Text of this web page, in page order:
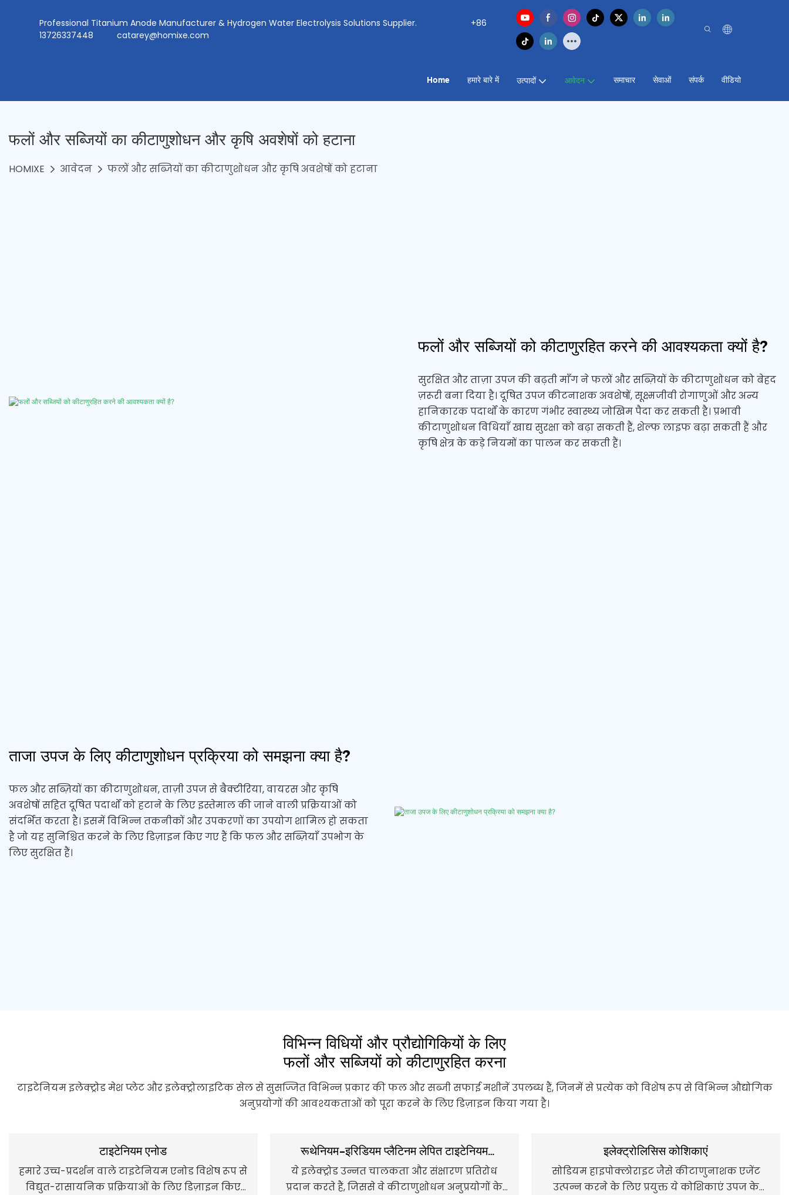
Professional Titanium Anode Manufacturer & Hydrogen Water Electrolysis Solutions Supplier.
+86
13726337448
catarey@homixe.com
Home हमारे बारे में उत्पादों आवेदन समाचार सेवाओं संपर्क वीडियो
फलों और सब्जियों का कीटाणुशोधन और कृषि अवशेषों को हटाना
HOMIXE आवेदन फलों और सब्जियों का कीटाणुशोधन और कृषि अवशेषों को हटाना
फलों और सब्जियों को कीटाणुरहित करने की आवश्यकता क्यों है?
सुरक्षित और ताज़ा उपज की बढ़ती माँग ने फलों और सब्ज़ियों के कीटाणुशोधन को बेहद
ज़रूरी बना दिया है। दूषित उपज कीटनाशक अवशेषों, सूक्ष्मजीवी रोगाणुओं और अन्य
हानिकारक पदार्थों के कारण गंभीर स्वास्थ्य जोखिम पैदा कर सकती है। प्रभावी
कीटाणुशोधन विधियाँ खाद्य सुरक्षा को बढ़ा सकती हैं, शेल्फ लाइफ बढ़ा सकती हैं और
कृषि क्षेत्र के कड़े नियमों का पालन कर सकती हैं।
ताजा उपज के लिए कीटाणुशोधन प्रक्रिया को समझना क्या है?
फल और सब्ज़ियों का कीटाणुशोधन, ताज़ी उपज से बैक्टीरिया, वायरस और कृषि
अवशेषों सहित दूषित पदार्थों को हटाने के लिए इस्तेमाल की जाने वाली प्रक्रियाओं को
संदर्भित करता है। इसमें विभिन्न तकनीकों और उपकरणों का उपयोग शामिल हो सकता
है जो यह सुनिश्चित करने के लिए डिज़ाइन किए गए हैं कि फल और सब्ज़ियाँ उपभोग के
लिए सुरक्षित हैं।
विभिन्न विधियों और प्रौद्योगिकियों के लिए
फलों और सब्जियों को कीटाणुरहित करना
टाइटेनियम इलेक्ट्रोड मेश प्लेट और इलेक्ट्रोलाइटिक सेल से सुसज्जित विभिन्न प्रकार की फल और सब्जी सफाई मशीनें उपलब्ध हैं, जिनमें से प्रत्येक को विशेष रूप से विभिन्न औद्योगिक
अनुप्रयोगों की आवश्यकताओं को पूरा करने के लिए डिज़ाइन किया गया है।
टाइटेनियम एनोड
हमारे उच्च-प्रदर्शन वाले टाइटेनियम एनोड विशेष रूप से
विद्युत-रासायनिक प्रक्रियाओं के लिए डिज़ाइन किए
रूथेनियम-इरिडियम प्लैटिनम लेपित टाइटेनियम
इलेक्ट्रोड:
ये इलेक्ट्रोड उन्नत चालकता और संक्षारण प्रतिरोध
प्रदान करते हैं, जिससे वे कीटाणुशोधन अनुप्रयोगों के
इलेक्ट्रोलिसिस कोशिकाएं
सोडियम हाइपोक्लोराइट जैसे कीटाणुनाशक एजेंट
उत्पन्न करने के लिए प्रयुक्त ये कोशिकाएं उपज के